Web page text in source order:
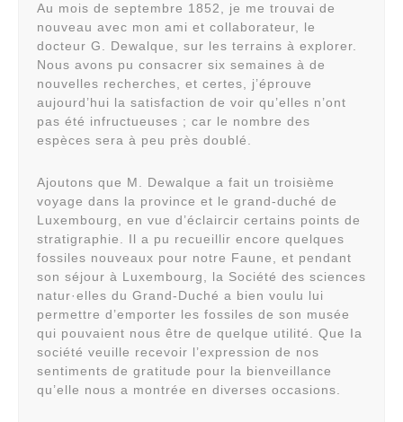
Au mois de septembre 1852, je me trouvai de
nouveau avec mon ami et collaborateur, le
docteur G. Dewalque, sur les terrains à explorer.
Nous avons pu consacrer six semaines à de
nouvelles recherches, et certes, j’éprouve
aujourd’hui la satisfaction de voir qu’elles n’ont
pas été infructueuses ; car le nombre des
espèces sera à peu près doublé.
Ajoutons que M. Dewalque a fait un troisième
voyage dans la province et le grand-duché de
Luxembourg, en vue d’éclaircir certains points de
stratigraphie. Il a pu recueillir encore quelques
fossiles nouveaux pour notre Faune, et pendant
son séjour à Luxembourg, la Société des sciences
natur·elles du Grand-Duché a bien voulu lui
permettre d’emporter les fossiles de son musée
qui pouvaient nous être de quelque utilité. Que Ia
société veuille recevoir l’expression de nos
sentiments de gratitude pour la bienveillance
qu’elle nous a montrée en diverses occasions.